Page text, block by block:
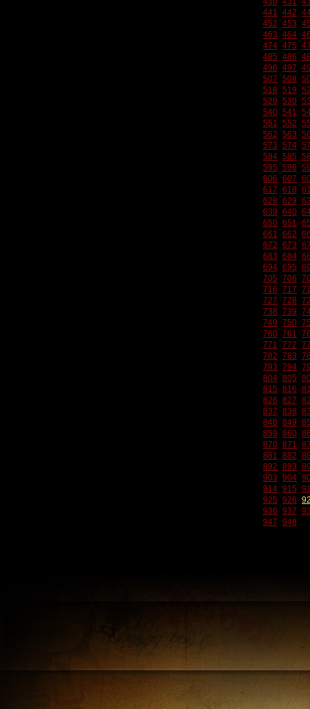
441 442
452 453
463 464
474 475
485 486
496 497
507 508
518 519
529 530
540 541
551 552
562 563
573 574
584 585
595 596
606 607
617 618
628 629
639 640
650 651
661 662
672 673
683 684
694 695
705 706
716 717
727 728
738 739
749 750
760 761
771 772
782 783
793 794
804 805
815 816
826 827
837 838
848 849
859 860
870 871
881 882
892 893
903 904
914 915
925 926
936 937
947 948